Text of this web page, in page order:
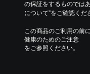
の保証をするものでは
について”をご確認くだ
この商品のご利用の前
健康のためのご注意
をご参照ください。